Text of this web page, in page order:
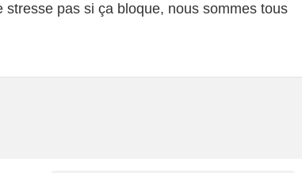
stresse pas si ça bloque, nous sommes tous